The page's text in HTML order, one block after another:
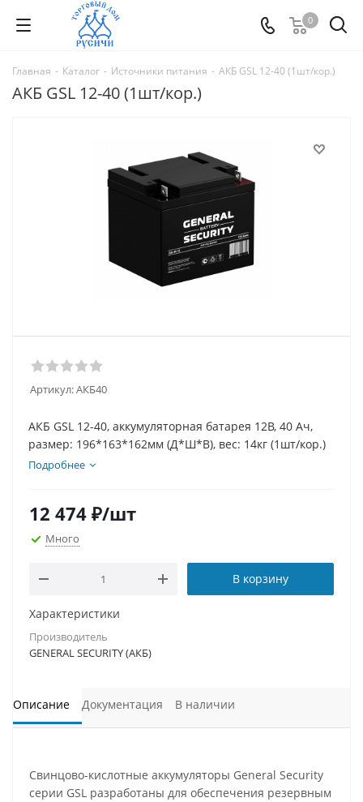
0
Главная - Каталог - Источники питания - АКБ GSL 12-40 (1шт/кор.)
АКБ GSL 12-40 (1шт/кор.)
Артикул:АКБ40
АКБ GSL 12-40, аккумуляторная батарея 12В, 40 Ач,
размер: 196*163*162мм (Д*Ш*В), вес: 14кг (1шт/кор.)
Подробнее
12 474 ₽/шт
Много
В корзину
Характеристики
Производитель
GENERAL SECURITY (АКБ)
Описание Документация В наличии
Свинцово-кислотные аккумуляторы General Security
серии GSL разработаны для обеспечения резервным